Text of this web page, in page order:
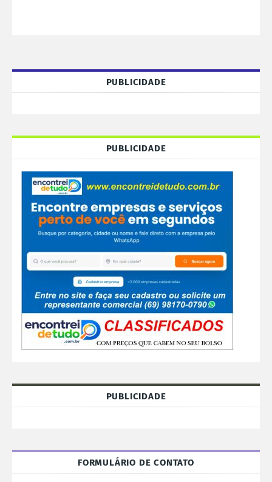
PUBLICIDADE
PUBLICIDADE
PUBLICIDADE
FORMULÁRIO DE CONTATO